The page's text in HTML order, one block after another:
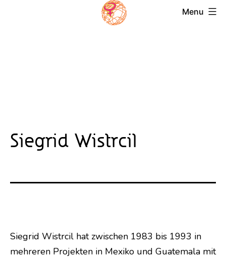
Menu
Siegrid Wistrcil
Siegrid Wistrcil hat zwischen 1983 bis 1993 in
mehreren Projekten in Mexiko und Guatemala mit